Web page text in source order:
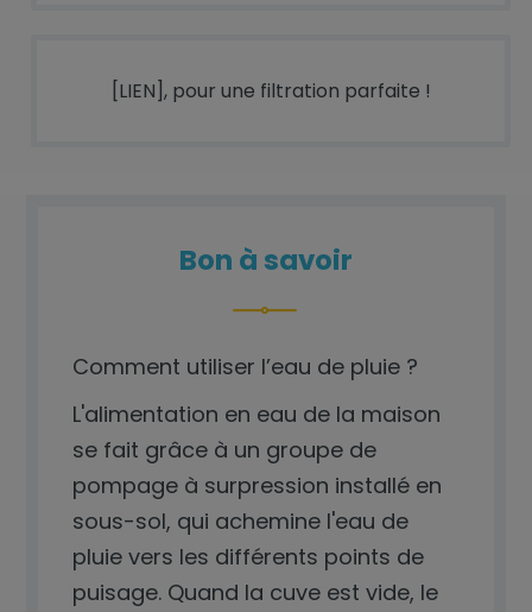
[LIEN], pour une filtration parfaite !
Bon à savoir
Comment utiliser l’eau de pluie ?
L'alimentation en eau de la maison
se fait grâce à un groupe de
pompage à surpression installé en
sous-sol, qui achemine l'eau de
pluie vers les différents points de
puisage. Quand la cuve est vide, le